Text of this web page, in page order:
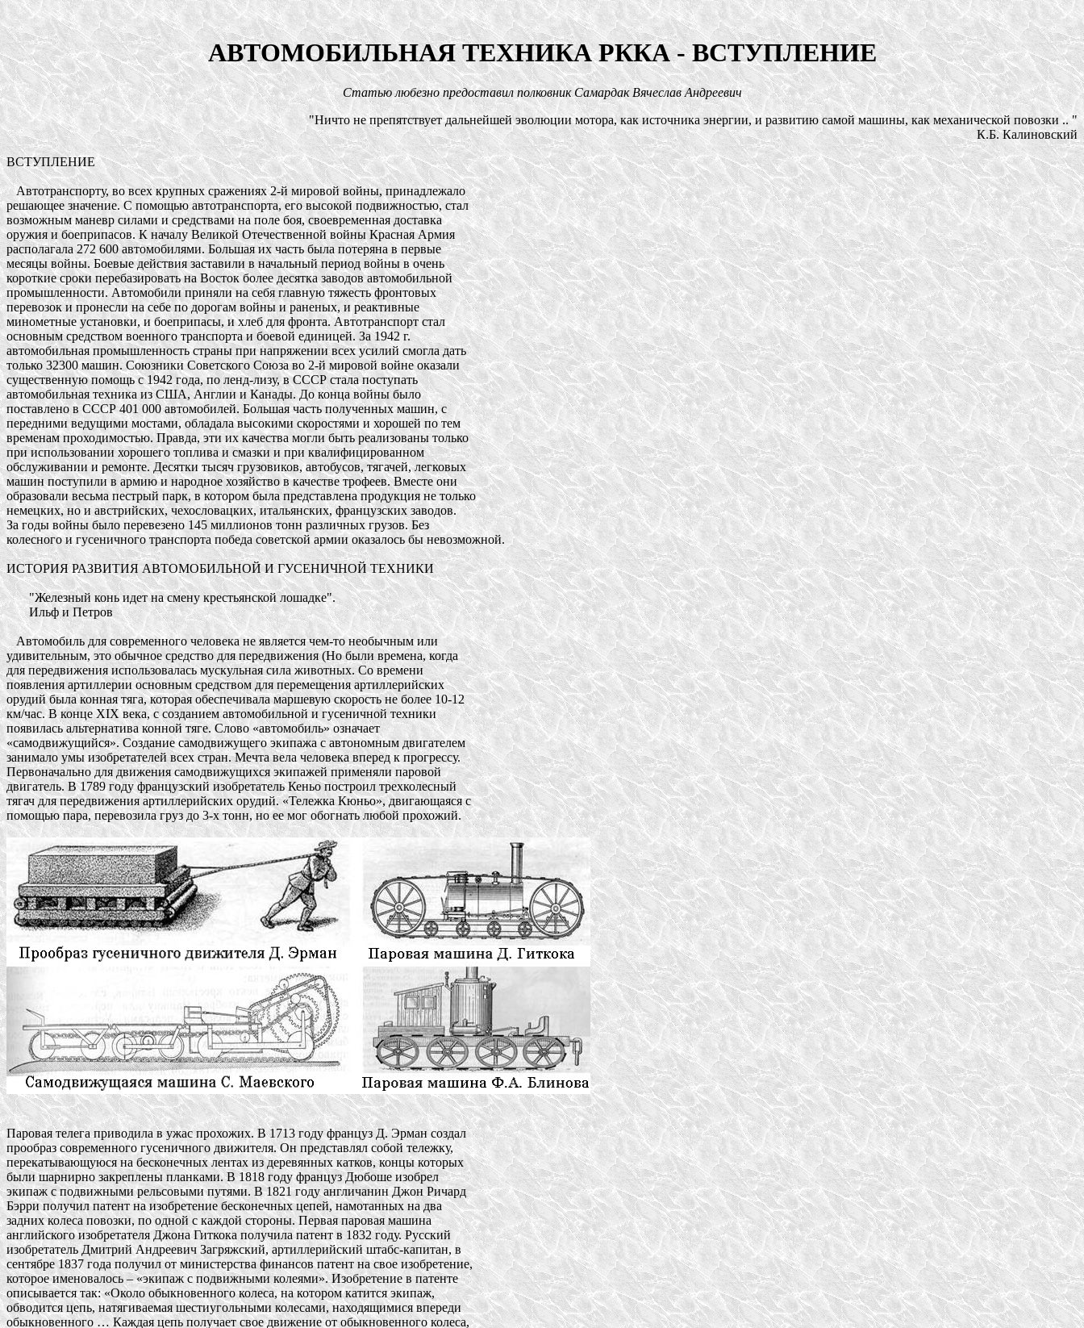
АВТОМОБИЛЬНАЯ ТЕХНИКА РККА - ВСТУПЛЕНИЕ
Статью любезно предоставил полковник Самардак Вячеслав Андреевич
"Ничто не препятствует дальнейшей эволюции мотора, как источника энергии, и развитию самой машины, как механической повозки .. "
К.Б. Калиновский
ВСТУПЛЕНИЕ
   Автотранспорту, во всех крупных сражениях 2-й мировой войны, принадлежало
решающее значение. С помощью автотранспорта, его высокой подвижностью, стал
возможным маневр силами и средствами на поле боя, своевременная доставка
оружия и боеприпасов. К началу Великой Отечественной войны Красная Армия
располагала 272 600 автомобилями. Большая их часть была потеряна в первые
месяцы войны. Боевые действия заставили в начальный период войны в очень
короткие сроки перебазировать на Восток более десятка заводов автомобильной
промышленности. Автомобили приняли на себя главную тяжесть фронтовых
перевозок и пронесли на себе по дорогам войны и раненых, и реактивные
минометные установки, и боеприпасы, и хлеб для фронта. Автотранспорт стал
основным средством военного транспорта и боевой единицей. За 1942 г.
автомобильная промышленность страны при напряжении всех усилий смогла дать
только 32300 машин. Союзники Советского Союза во 2-й мировой войне оказали
существенную помощь с 1942 года, по ленд-лизу, в СССР стала поступать
автомобильная техника из США, Англии и Канады. До конца войны было
поставлено в СССР 401 000 автомобилей. Большая часть полученных машин, с
передними ведущими мостами, обладала высокими скоростями и хорошей по тем
временам проходимостью. Правда, эти их качества могли быть реализованы только
при использовании хорошего топлива и смазки и при квалифицированном
обслуживании и ремонте. Десятки тысяч грузовиков, автобусов, тягачей, легковых
машин поступили в армию и народное хозяйство в качестве трофеев. Вместе они
образовали весьма пестрый парк, в котором была представлена продукция не только
немецких, но и австрийских, чехословацких, итальянских, французских заводов.
За годы войны было перевезено 145 миллионов тонн различных грузов. Без
колесного и гусеничного транспорта победа советской армии оказалось бы невозможной.
ИСТОРИЯ РАЗВИТИЯ АВТОМОБИЛЬНОЙ И ГУСЕНИЧНОЙ ТЕХНИКИ
       "Железный конь идет на смену крестьянской лошадке".
       Ильф и Петров
   Автомобиль для современного человека не является чем-то необычным или
удивительным, это обычное средство для передвижения (Но были времена, когда
для передвижения использовалась мускульная сила животных. Со времени
появления артиллерии основным средством для перемещения артиллерийских
орудий была конная тяга, которая обеспечивала маршевую скорость не более 10-12
км/час. В конце XIX века, с созданием автомобильной и гусеничной техники
появилась альтернатива конной тяге. Слово «автомобиль» означает
«самодвижущийся». Создание самодвижущего экипажа с автономным двигателем
занимало умы изобретателей всех стран. Мечта вела человека вперед к прогрессу.
Первоначально для движения самодвижущихся экипажей применяли паровой
двигатель. В 1789 году французский изобретатель Кеньо построил трехколесный
тягач для передвижения артиллерийских орудий. «Тележка Кюньо», двигающаяся с
помощью пара, перевозила груз до 3-х тонн, но ее мог обогнать любой прохожий.
Паровая телега приводила в ужас прохожих. В 1713 году француз Д. Эрман создал
прообраз современного гусеничного движителя. Он представлял собой тележку,
перекатывающуюся на бесконечных лентах из деревянных катков, концы которых
были шарнирно закреплены планками. В 1818 году француз Дюбоше изобрел
экипаж с подвижными рельсовыми путями. В 1821 году англичанин Джон Ричард
Бэрри получил патент на изобретение бесконечных цепей, намотанных на два
задних колеса повозки, по одной с каждой стороны. Первая паровая машина
английского изобретателя Джона Гиткока получила патент в 1832 году. Русский
изобретатель Дмитрий Андреевич Загряжский, артиллерийский штабс-капитан, в
сентябре 1837 года получил от министерства финансов патент на свое изобретение,
которое именовалось – «экипаж с подвижными колеями». Изобретение в патенте
описывается так: «Около обыкновенного колеса, на котором катится экипаж,
обводится цепь, натягиваемая шестиугольными колесами, находящимися впереди
обыкновенного … Каждая цепь получает свое движение от обыкновенного колеса,